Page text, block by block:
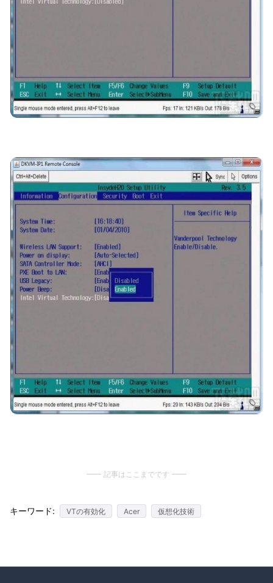
記事はここまでです
キーワード: VTの有効化 Acer 仮想化技術